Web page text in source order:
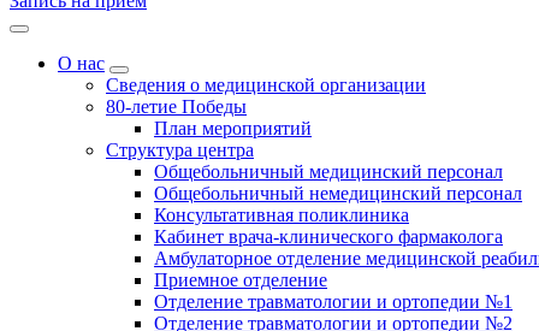
О нас
Сведения о медицинской организации
80-летие Победы
План мероприятий
Структура центра
Общебольничный медицинский персонал
Общебольничный немедицинский персонал
Консультативная поликлиника
Кабинет врача-клинического фармаколога
Амбулаторное отделение медицинской
Приемное отделение
Отделение травматологии и ортопедии №1
Отделение травматологии и ортопедии №2